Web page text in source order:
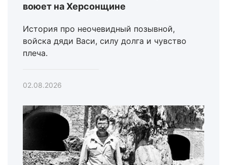
воюет на Херсонщине
История про неочевидный позывной,
войска дяди Васи, силу долга и чувство
плеча.
02.08.2026